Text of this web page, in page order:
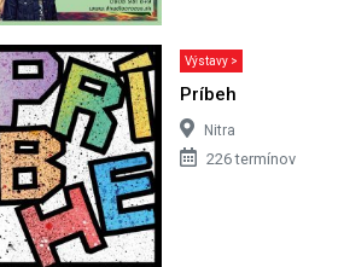
Výstavy >
Príbeh
Nitra
226 termínov